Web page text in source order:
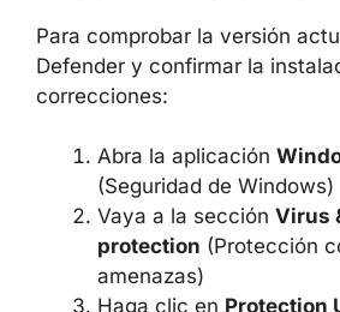
obsoletos en infraestructuras
entornos industriales donde la
de software es complicada.
RECOMENDACIONES
Para comprobar la versión
Defender y confirmar la
correcciones: